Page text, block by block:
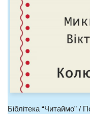
Біблітека “Читаймо” /